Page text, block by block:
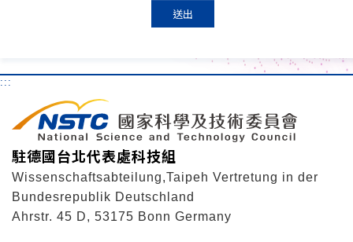
送出
:::
駐德國台北代表處科技組
Wissenschaftsabteilung,Taipeh Vertretung in der
Bundesrepublik Deutschland
Ahrstr. 45 D, 53175 Bonn Germany